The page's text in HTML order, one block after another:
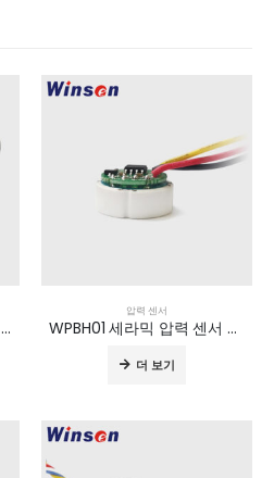
WPCK05 확산 실리콘 압력 전송기
압력 센서
WPBH01 세라믹 압력 센서 모듈
더 보기